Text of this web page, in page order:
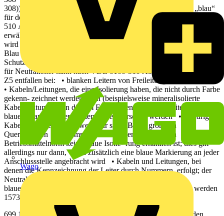
Wago
308)) bereits der Fall ist.“ Damit ist die Farbkennzeichnung „blau“
für den Neutralleiter festgelegt. In DIN VDE 0100-
510 Abschnitt 514.3.Z4 wird allerdings die Ausnahme
erwähnt, dass dann, wenn kein Neutralleiter im Stromkreis benötigt
wird und somit keine Verwechselung vorkommen kann, die Farbe
Blau auch für andere Leiter (selbst-verständlich außer für
Schutzleiter) verwendet werden kann. Diese Farbkennzeichnung
für Neutralleiter kann nach VDE 0100-510 Abschnitt 514.3.Z2 bis
Z5 entfallen bei: • blanken Leitern von Freileitungen
• Kabeln/Leitungen, die eine Isolierung haben, die nicht durch Farbe
gekenn- zeichnet werden kann (beispielsweise mineralisolierte
Kabel/Leitungen); in diesem Fall müssen die Neutralleiter mit
blauen Markierungen an den Enden versehen werden • einadrigen
Kabeln und Leitungen, wenn für sie z. B. bei größeren
Querschnitten (ab 16 mm 2 ) nach der entsprechenden
Betriebsmittelnorm keine blaue Isolie- rung erhältlich ist; dies gilt
allerdings nur dann, wenn zusätzlich eine blaue Markierung an jeder
Anschlussstelle angebracht wird • Kabeln und Leitungen, bei
denen die Kennzeichnung der Leiter durch Nummern erfolgt; der
Neutralleiter muss aber auch hier mit einer zusätzlichen
blauen Markierung an jeder Anschlussstelle gekennzeichnet werden
1573vde19.indd 698 01.09.2014 16:15:18